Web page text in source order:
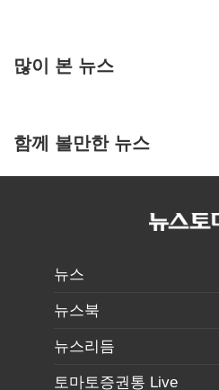
많이 본 뉴스
함께 볼만한 뉴스
뉴스
뉴스북
뉴스리듬
토마토증권통 Live